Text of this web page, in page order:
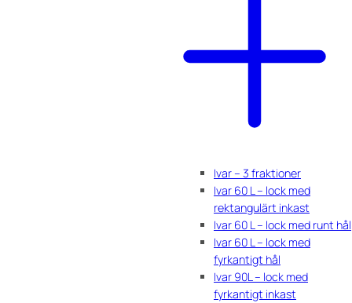
Ivar – 3 fraktioner
Ivar 60 L – lock med
rektangulärt inkast
Ivar 60 L – lock med runt hål
Ivar 60 L – lock med
fyrkantigt hål
Ivar 90L – lock med
fyrkantigt inkast